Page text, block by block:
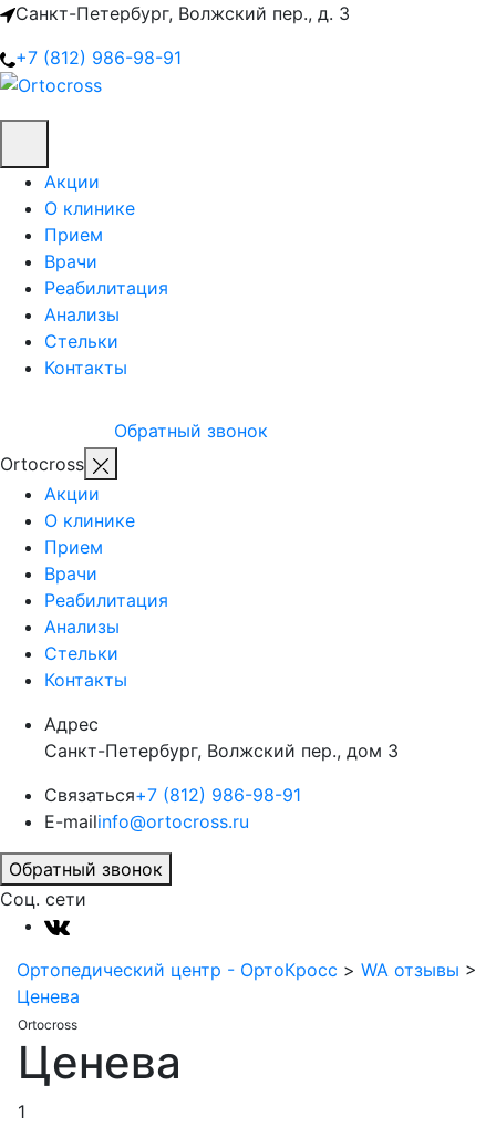
Санкт-Петербург, Волжский пер., д. 3
+7 (812) 986-98-91
Акции
О клинике
Прием
Врачи
Реабилитация
Анализы
Стельки
Контакты
Обратный звонок
Ortocross
Акции
О клинике
Прием
Врачи
Реабилитация
Анализы
Стельки
Контакты
Адрес
Санкт-Петербург, Волжский пер., дом 3
Связаться+7 (812) 986-98-91
E-mailinfo@ortocross.ru
Обратный звонок
Соц. сети
Ортопедический центр - ОртоКросс > WA отзывы >
Ценева
Ortocross
Ценева
1